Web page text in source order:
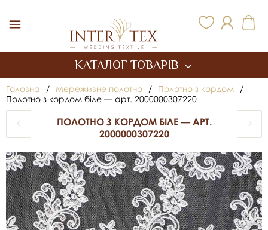
КАТАЛОГ ТОВАРІВ
Головна / Мереживне полотно / Полотно з кордом
/
Полотно з кордом біле — арт. 2000000307220
ПОЛОТНО З КОРДОМ БІЛЕ — АРТ.
2000000307220